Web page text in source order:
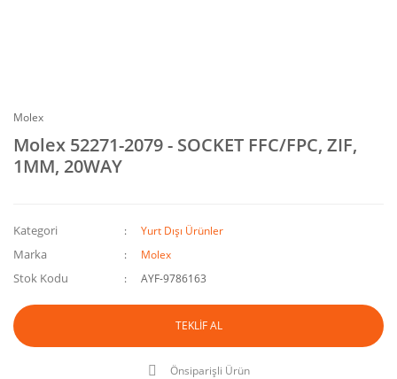
Molex
Molex 52271-2079 - SOCKET FFC/FPC, ZIF,
1MM, 20WAY
Kategori Yurt Dışı Ürünler
Marka Molex
Stok Kodu AYF-9786163
TEKLİF AL
Önsiparişli Ürün